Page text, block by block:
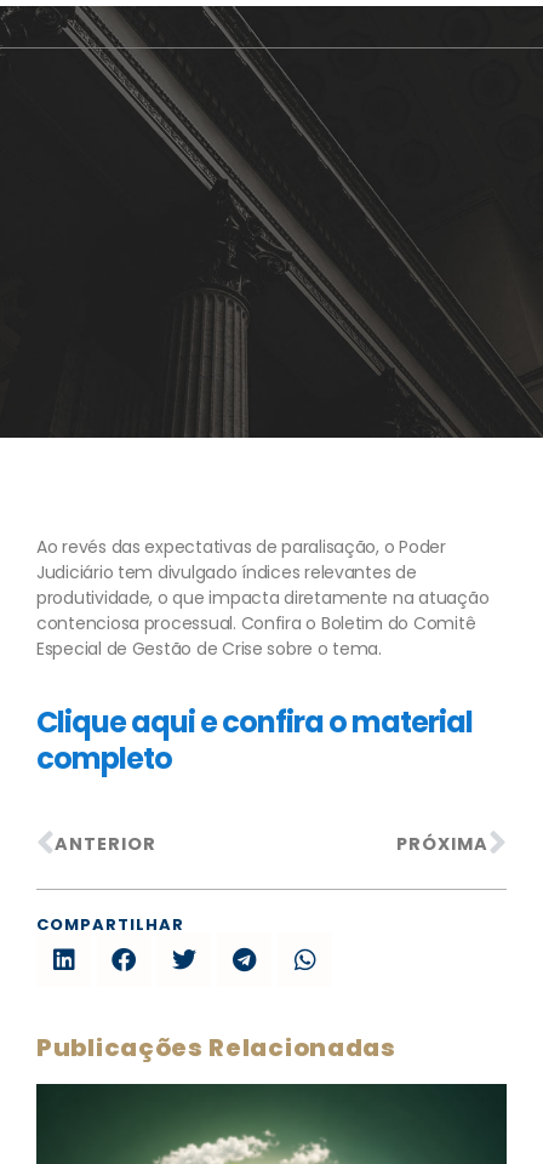
Ao revés das expectativas de paralisação, o Poder
Judiciário tem divulgado índices relevantes de
produtividade, o que impacta diretamente na atuação
contenciosa processual. Confira o Boletim do Comitê
Especial de Gestão de Crise sobre o tema.
Clique aqui e confira o material
completo
ANTERIOR PRÓXIMA
COMPARTILHAR
Publicações Relacionadas